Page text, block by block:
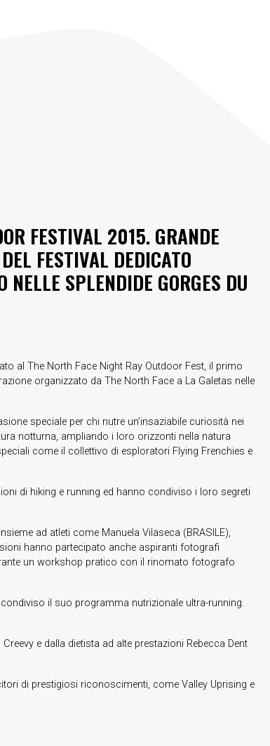
FESTIVAL 2015. GRANDE
FESTIVAL DEDICATO
NELLE SPLENDIDE GORGES DU
al The North Face Night Ray Outdoor Fest, il primo
organizzato da The North Face a La Galetas nelle
speciale per chi nutre un’insaziabile curiosità nei
notturna, ampliando i loro orizzonti nella natura
come il collettivo di esploratori Flying Frenchies e
di hiking e running ed hanno condiviso i loro segreti
ad atleti come Manuela Vilaseca (BRASILE),
hanno partecipato anche aspiranti fotografi
un workshop pratico con il rinomato fotografo
il suo programma nutrizionale ultra-running.
e dalla dietista ad alte prestazioni Rebecca Dent
di prestigiosi riconoscimenti, come Valley Uprising e